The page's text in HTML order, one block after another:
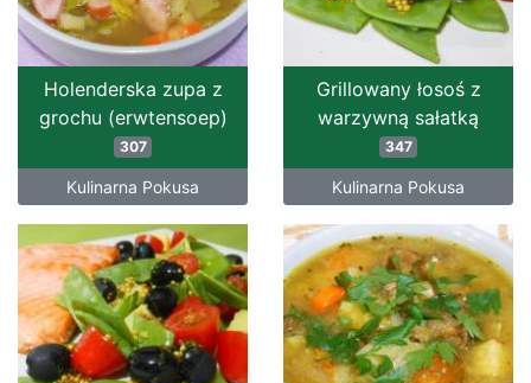
Holenderska zupa z
grochu (erwtensoep)
307
Kulinarna Pokusa
Grillowany łosoś z
warzywną sałatką
347
Kulinarna Pokusa